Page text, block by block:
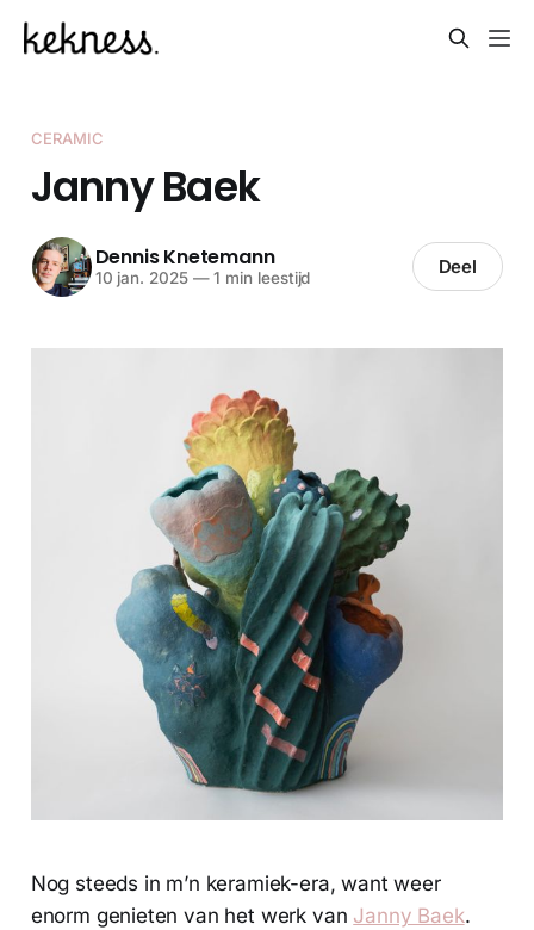
CERAMIC
Janny Baek
Dennis Knetemann
10 jan. 2025 —1 min leestijd Deel
Nog steeds in m’n keramiek-era, want weer
enorm genieten van het werk van Janny Baek.